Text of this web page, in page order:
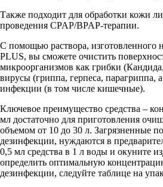
Также подходит для обработки кожи
проведения CPAP/BPAP-терапии.
С помощью раствора, изготовленного
PLUS, вы сможете очистить
микроорганизмов как грибки
вирусы (гриппа, герпеса, парагриппа,
инфекции (в том числе кишечные).
Ключевое преимущество средства –
мл достаточно для приготовления
объемом от 10 до 30 л. Загрязненные
дезинфекции, нуждаются в
0,5 мл средства в 1 л воды и окуните
определить оптимальную
дезинфекции, следуйте таблице на